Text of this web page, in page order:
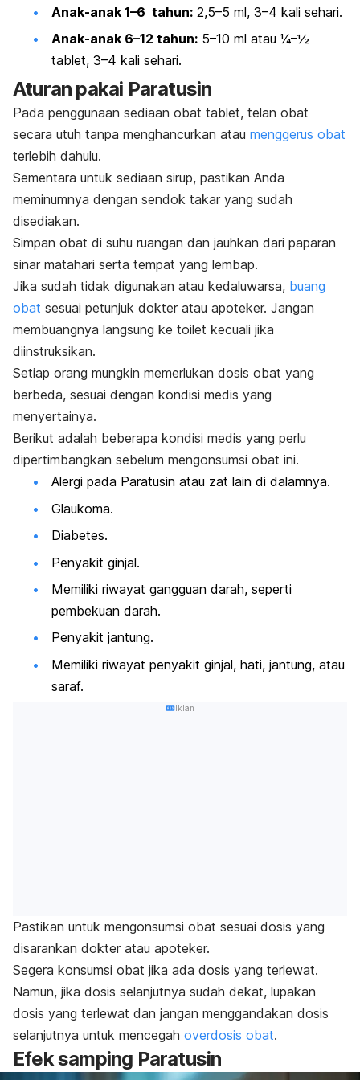
Anak-anak 1–6 tahun: 2,5–5 ml, 3–4 kali sehari.
Anak-anak 6–12 tahun: 5–10 ml atau ¼–½
tablet, 3–4 kali sehari.
Aturan pakai Paratusin
Pada penggunaan sediaan obat tablet, telan obat
secara utuh tanpa menghancurkan atau menggerus obat
terlebih dahulu.
Sementara untuk sediaan sirup, pastikan Anda
meminumnya dengan sendok takar yang sudah
disediakan.
Simpan obat di suhu ruangan dan jauhkan dari paparan
sinar matahari serta tempat yang lembap.
Jika sudah tidak digunakan atau kedaluwarsa, buang
obat sesuai petunjuk dokter atau apoteker. Jangan
membuangnya langsung ke toilet kecuali jika
diinstruksikan.
Setiap orang mungkin memerlukan dosis obat yang
berbeda, sesuai dengan kondisi medis yang
menyertainya.
Berikut adalah beberapa kondisi medis yang perlu
dipertimbangkan sebelum mengonsumsi obat ini.
Alergi pada Paratusin atau zat lain di dalamnya.
Glaukoma.
Diabetes.
Penyakit ginjal.
Memiliki riwayat gangguan darah, seperti
pembekuan darah.
Penyakit jantung.
Memiliki riwayat penyakit ginjal, hati, jantung, atau
saraf.
Iklan
Pastikan untuk mengonsumsi obat sesuai dosis yang
disarankan dokter atau apoteker.
Segera konsumsi obat jika ada dosis yang terlewat.
Namun, jika dosis selanjutnya sudah dekat, lupakan
dosis yang terlewat dan jangan menggandakan dosis
selanjutnya untuk mencegah overdosis obat.
Efek samping Paratusin